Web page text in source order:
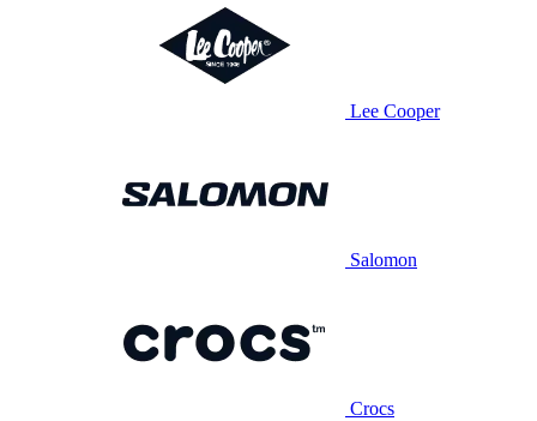
Lee Cooper
Salomon
Crocs